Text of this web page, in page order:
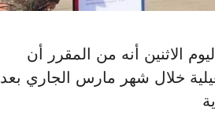
الاثنين أنه من المقرر أن
خلال شهر مارس الجاري بعد